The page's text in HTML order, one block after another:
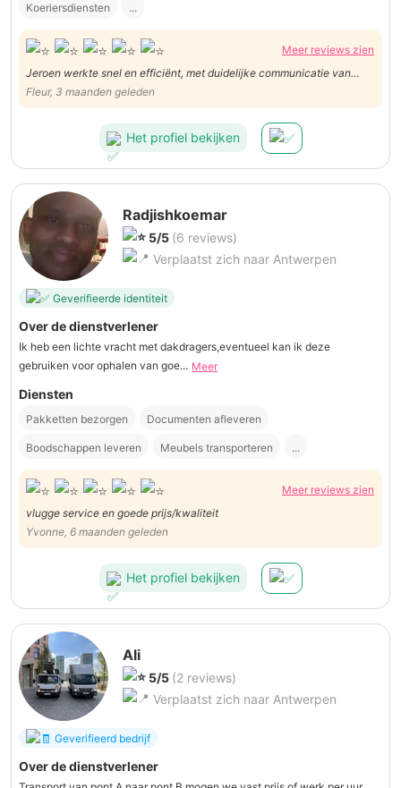
Koeriersdiensten ...
Meer reviews zien
Jeroen werkte snel en efficiënt, met duidelijke communicatie van
begin tot einde. Daarbij is hij ook gewoon een heel aangenaam en
behulpzaam persoon.
Fleur, 3 maanden geleden
Het profiel bekijken
Radjishkoemar
5/5 (6 reviews)
Verplaatst zich naar Antwerpen
Geverifieerde identiteit
Over de dienstverlener
Ik heb een lichte vracht met dakdragers,eventueel kan ik deze
gebruiken voor ophalen van goe... Meer
Diensten
Pakketten bezorgen Documenten afleveren
Boodschappen leveren Meubels transporteren ...
Meer reviews zien
vlugge service en goede prijs/kwaliteit
Yvonne, 6 maanden geleden
Het profiel bekijken
Ali
5/5 (2 reviews)
Verplaatst zich naar Antwerpen
Geverifieerd bedrijf
Over de dienstverlener